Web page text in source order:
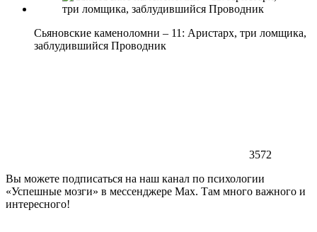
Сьяновские каменоломни – 11: Аристарх, три ломщика,
заблудившийся Проводник
3572
Вы можете подписаться на наш канал по психологии
«Успешные мозги» в мессенджере Max. Там много важного и
интересного!